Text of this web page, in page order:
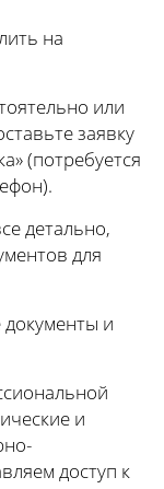
на
или
заявку
(потребуется
детально,
для
и
и
доступ к